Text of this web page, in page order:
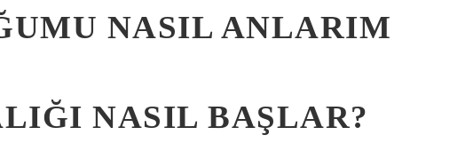
NASIL ANLARIM
NASIL BAŞLAR?